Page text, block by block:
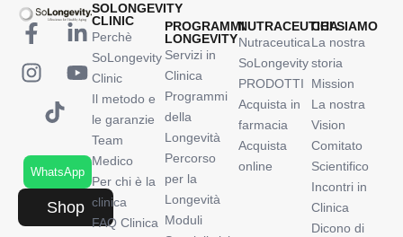
WhatsApp
Shop
SOLONGEVITY
CLINIC
Perchè
SoLongevity
Clinic
Il metodo e
le garanzie
Team
Medico
Per chi è la
clinica
FAQ Clinica
PROGRAMMI
LONGEVITY
Servizi in
Clinica
Programmi
della
Longevità
Percorso
per la
Longevità
Moduli
NUTRACEUTICA
Nutraceutica
SoLongevity
PRODOTTI
Acquista in
farmacia
Acquista
online
CHI SIAMO
La nostra
storia
Mission
La nostra
Vision
Comitato
Scientifico
Incontri in
Clinica
Dicono di